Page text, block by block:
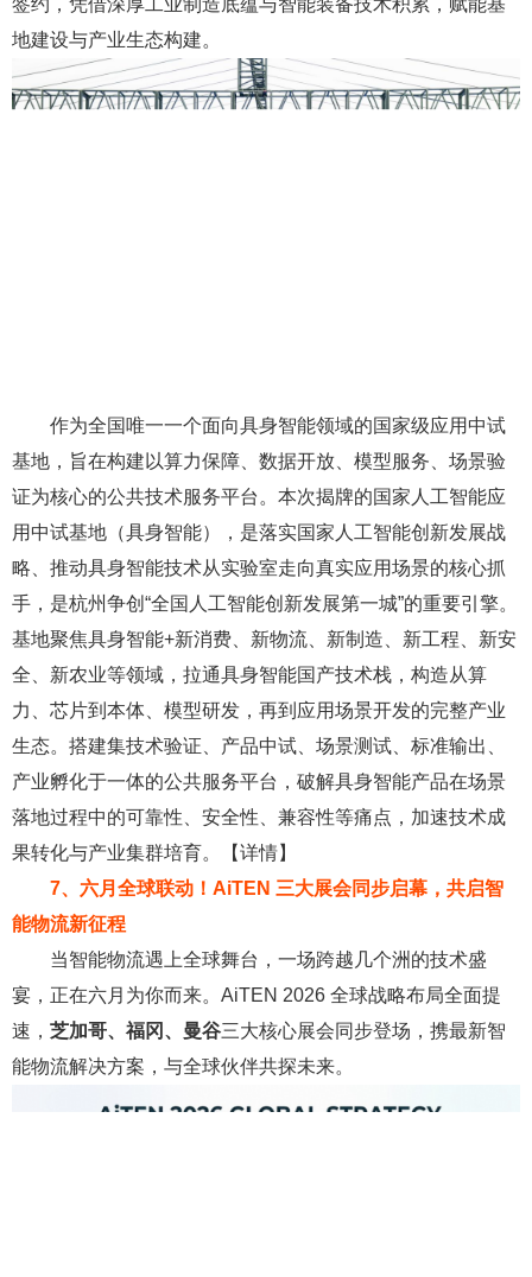
地建设与产业生态构建。
作为全国唯一一个面向具身智能领域的国家级应用中试
基地，旨在构建以算力保障、数据开放、模型服务、场景验
证为核心的公共技术服务平台。本次揭牌的国家人工智能应
用中试基地（具身智能），是落实国家人工智能创新发展战
略、推动具身智能技术从实验室走向真实应用场景的核心抓
手，是杭州争创“全国人工智能创新发展第一城”的重要引擎。
基地聚焦具身智能+新消费、新物流、新制造、新工程、新安
全、新农业等领域，拉通具身智能国产技术栈，构造从算
力、芯片到本体、模型研发，再到应用场景开发的完整产业
生态。搭建集技术验证、产品中试、场景测试、标准输出、
产业孵化于一体的公共服务平台，破解具身智能产品在场景
落地过程中的可靠性、安全性、兼容性等痛点，加速技术成
果转化与产业集群培育。【详情】
7、六月全球联动！AiTEN 三大展会同步启幕，共启智
能物流新征程
当智能物流遇上全球舞台，一场跨越几个洲的技术盛
宴，正在六月为你而来。AiTEN 2026 全球战略布局全面提
速， 芝加哥、福冈、曼谷三大核心展会同步登场，携最新智
能物流解决方案，与全球伙伴共探未来。